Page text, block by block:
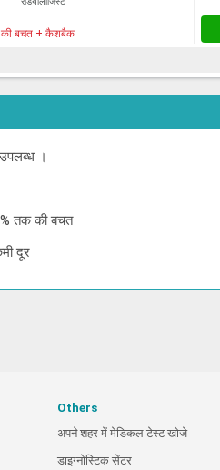
की बचत + कैशबैक
।
तक की बचत
दूर
Others
अपने शहर में मेडिकल टेस्ट खोजे
डाइग्नोस्टिक सेंटर